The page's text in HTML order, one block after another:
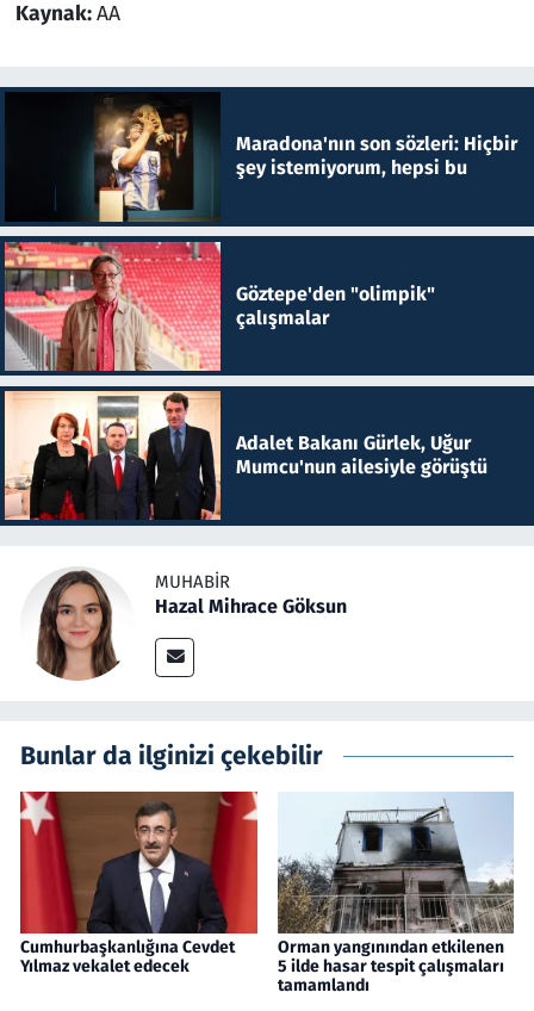
Kaynak:AA
Maradona'nın son sözleri: Hiçbir
şey istemiyorum, hepsi bu
Göztepe'den "olimpik"
çalışmalar
Adalet Bakanı Gürlek, Uğur
Mumcu'nun ailesiyle görüştü
MUHABIR
Hazal Mihrace Göksun
Bunlar da ilginizi çekebilir
Cumhurbaşkanlığına Cevdet
Yılmaz vekalet edecek
Orman yangınından etkilenen
5 ilde hasar tespit çalışmaları
tamamlandı